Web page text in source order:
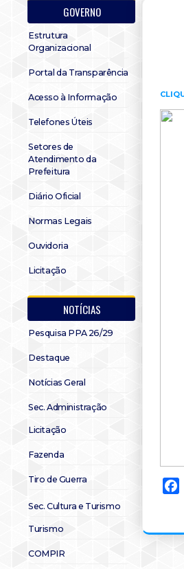
GOVERNO
Estrutura
Organizacional
Portal da Transparência
Acesso à Informação
Telefones Úteis
Setores de
Atendimento da
Prefeitura
Diário Oficial
Normas Legais
Ouvidoria
Licitação
NOTÍCIAS
Pesquisa PPA 26/29
Destaque
Notícias Geral
Sec. Administração
Licitação
Fazenda
Tiro de Guerra
Sec. Cultura e Turismo
Turismo
COMPIR